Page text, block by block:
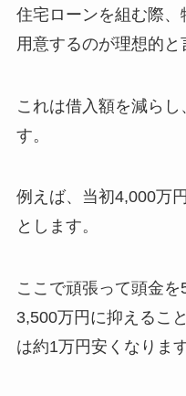
住宅ローンを組む際
用意するのが理想的と
これは借入額を減ら
す。
例えば、当初4,000万
とします。
ここで頑張って頭金
3,500万円に抑えるこ
は約1万円安くなります